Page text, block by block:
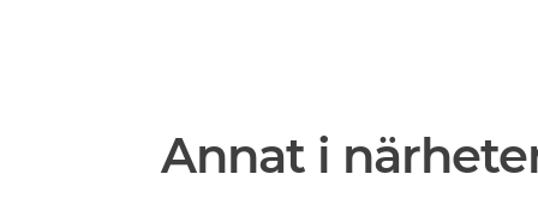
Annat i